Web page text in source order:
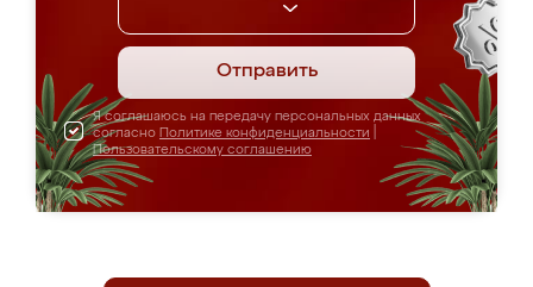
Отправить
Я соглашаюсь на передачу персональных данных
согласно Политике конфиденциальности
Пользовательскому соглашению